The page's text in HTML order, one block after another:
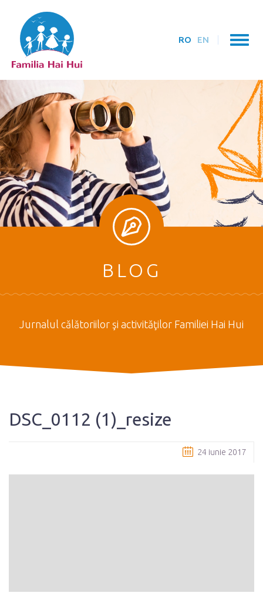
RO EN
BLOG
Jurnalul călătoriilor şi activităţilor Familiei Hai Hui
DSC_0112 (1)_resize
24 iunie 2017